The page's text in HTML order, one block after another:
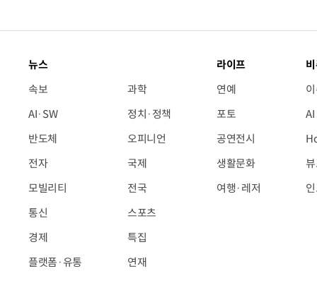
뉴스
속보
AI·SW
반도체
전자
모빌리티
통신
경제
플랫폼·유통
과학
정치·정책
오피니언
국제
전국
스포츠
특집
연재
라이프
연예
포토
공연전시
생활문화
여행·레저